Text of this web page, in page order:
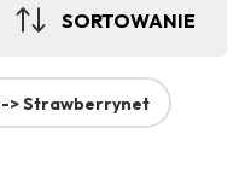
SORTOWANIE
> Strawberrynet